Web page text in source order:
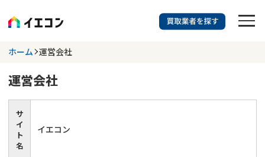
訳あり物件に強い業者を探す
都道府県を選択
掲載業者
更新日 :
2026年07月31日
ホーム 運営会社
運営会社
サ
イ
ト
名
イエコン